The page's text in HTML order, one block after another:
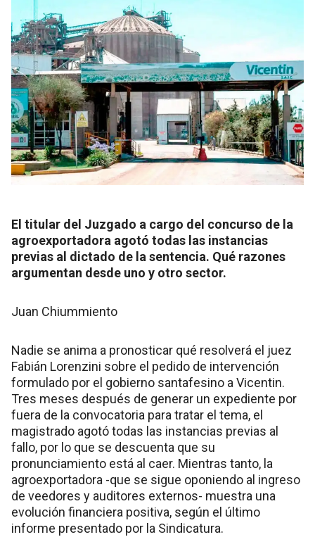
El titular del Juzgado a cargo del concurso de la
agroexportadora agotó todas las instancias
previas al dictado de la sentencia. Qué razones
argumentan desde uno y otro sector.
Juan Chiummiento
Nadie se anima a pronosticar qué resolverá el juez
Fabián Lorenzini sobre el pedido de intervención
formulado por el gobierno santafesino a Vicentin.
Tres meses después de generar un expediente por
fuera de la convocatoria para tratar el tema, el
magistrado agotó todas las instancias previas al
fallo, por lo que se descuenta que su
pronunciamiento está al caer. Mientras tanto, la
agroexportadora -que se sigue oponiendo al ingreso
de veedores y auditores externos- muestra una
evolución financiera positiva, según el último
informe presentado por la Sindicatura.